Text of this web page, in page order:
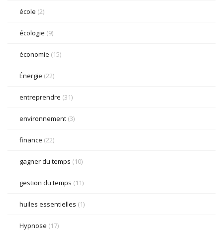
école (2)
écologie (9)
économie (15)
Énergie (22)
entreprendre (31)
environnement (3)
finance (22)
gagner du temps (10)
gestion du temps (11)
huiles essentielles (1)
Hypnose (17)